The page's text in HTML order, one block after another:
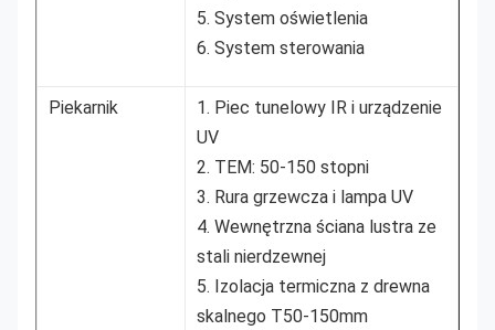
5. System oświetlenia
6. System sterowania
Piekarnik
1. Piec tunelowy IR i urządzenie
UV
2. TEM: 50-150 stopni
3. Rura grzewcza i lampa UV
4. Wewnętrzna ściana lustra ze
stali nierdzewnej
5. Izolacja termiczna z drewna
skalnego T50-150mm